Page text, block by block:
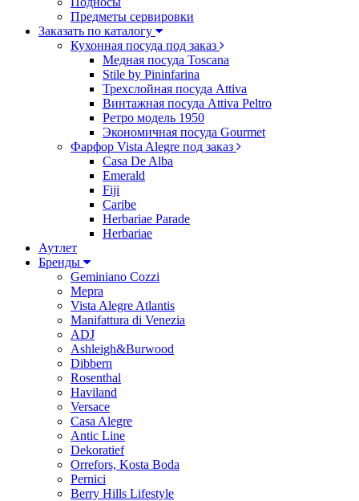
Предметы сервировки
Заказать по каталогу
Кухонная посуда под заказ
Медная посуда Toscana
Stile by Pininfarina
Трехслойная посуда Attiva
Винтажная посуда Attiva Peltro
Ретро модель 1950
Экономичная посуда Gourmet
Фарфор Vista Alegre под заказ
Casa De Alba
Emerald
Fiji
Caribe
Herbariae Parade
Herbariae
Аутлет
Бренды
Geminiano Cozzi
Mepra
Vista Alegre Atlantis
Manifattura di Venezia
ADJ
Ashleigh&Burwood
Dibbern
Rosenthal
Haviland
Versace
Casa Alegre
Antic Line
Dekoratief
Orrefors, Kosta Boda
Pernici
Berry Hills Lifestyle